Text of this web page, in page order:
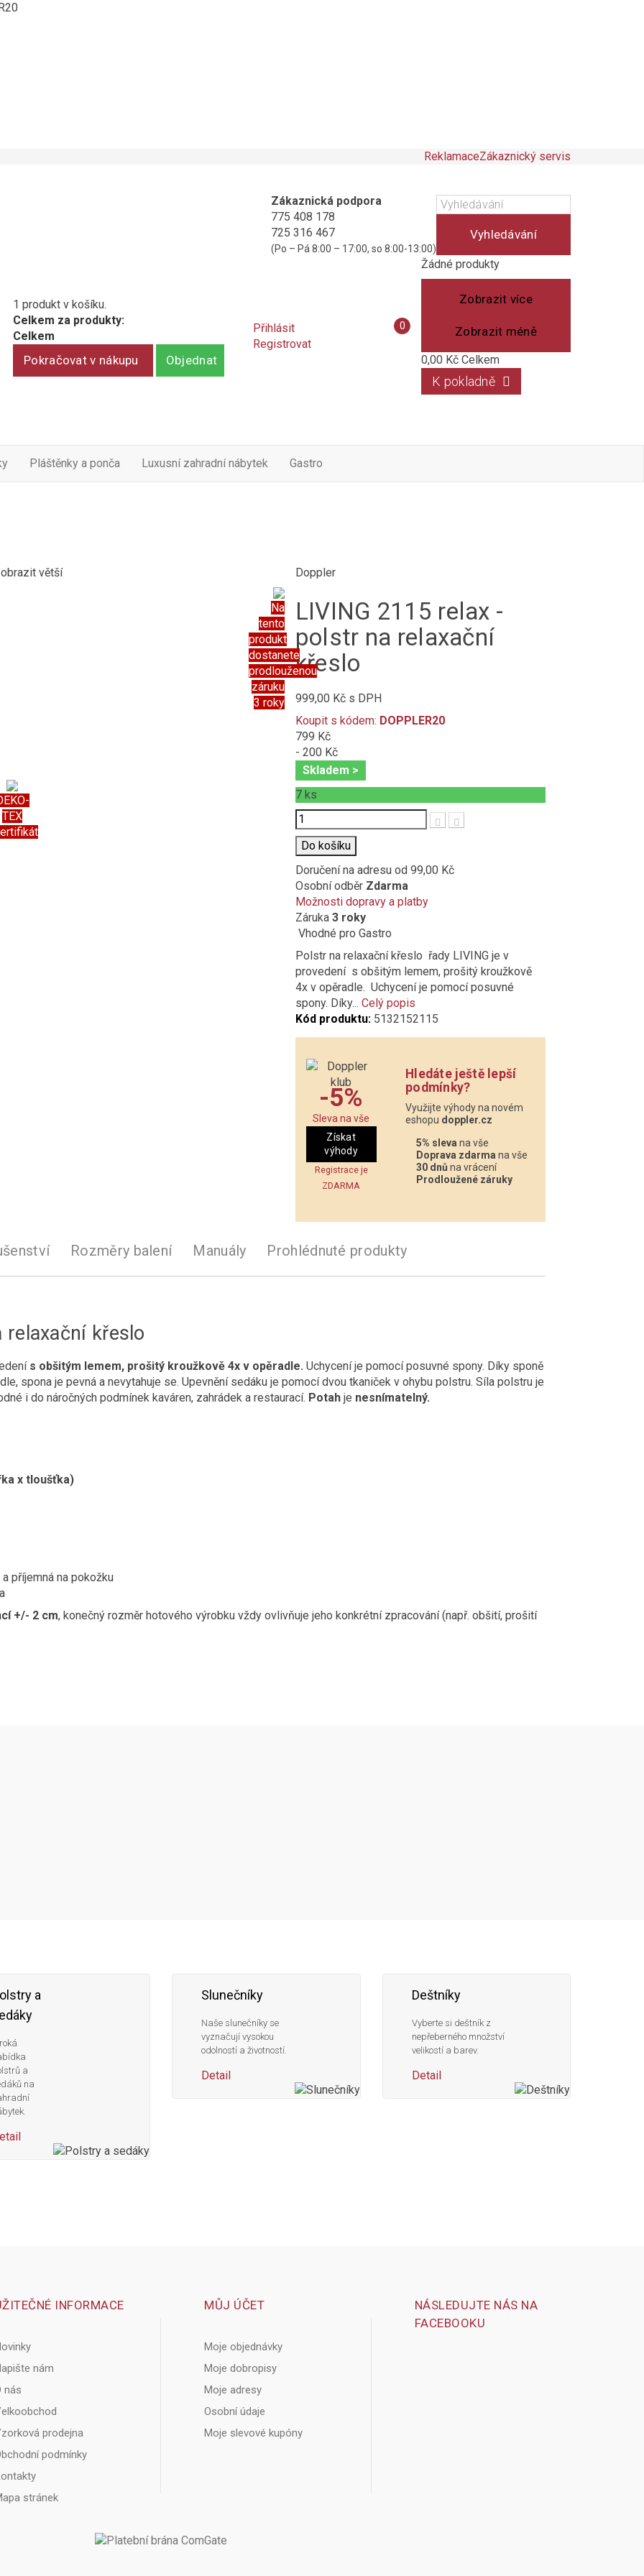
ReklamaceZákaznický servis
Zákaznická podpora
775 408 178
725 316 467
(Po – Pá 8:00 – 17:00, so 8:00-13:00)
Vyhledávání
Košík
(prázdný)
Žádné produkty
Zobrazit více
Zobrazit méně
0,00 Kč Celkem
K pokladně
1 produkt v košíku.
Celkem za produkty:
Celkem
Pokračovat v nákupu Objednat
Přihlásit
Registrovat
Porovnání
0
Pláštěnky a ponča Luxusní zahradní nábytek Gastro
TEX
Na
tento
produkt
dostanete
prodlouženou
záruku
3 roky
větší Doppler
LIVING 2115 relax -
polstr na relaxační
křeslo
999,00 Kčs DPH
Koupit s kódem: DOPPLER20
799 Kč
- 200 Kč
Skladem >
7 ks
Počet
Do košíku
Doručení na adresu od 99,00 Kč
Osobní odběr Zdarma
Možnosti dopravy a platby
Záruka 3 roky
Vhodné pro Gastro
Polstr na relaxační křeslo řady LIVING je v
provedení s obšitým lemem, prošitý kroužkově
4x v opěradle. Uchycení je pomocí posuvné
spony. Díky... Celý popis
Kód produktu: 5132152115
-5%
Sleva na vše
Získat
výhody
Registrace je
ZDARMA
Hledáte ještě lepší
podmínky?
Využijte výhody na novém
eshopu doppler.cz
5% sleva na vše
Doprava zdarma na vše
30 dnů na vrácení
Prodloužené záruky
Rozměry balení Manuály Prohlédnuté produkty
relaxační křeslo
s obšitým lemem, prošitý kroužkově 4x v opěradle. Uchycení je pomocí posuvné spony. Díky sponě
spona je pevná a nevytahuje se. Upevnění sedáku je pomocí dvou tkaniček v ohybu polstru. Síla polstru je
i do náročných podmínek kaváren, zahrádek a restaurací. Potah je nesnímatelný.
x tloušťka)
příjemná na pokožku
+/- 2 cm, konečný rozměr hotového výrobku vždy ovlivňuje jeho konkrétní zpracování (např. obšití, prošití
a
a
na
Slunečníky
Naše slunečníky se
vyznačují vysokou
odolností a životností.
Detail
Deštníky
Vyberte si deštník z
nepřeberného množství
velikostí a barev.
Detail
INFORMACE
nám
nás
prodejna
podmínky
stránek
MŮJ ÚČET
Moje objednávky
Moje dobropisy
Moje adresy
Osobní údaje
Moje slevové kupóny
NÁSLEDUJTE NÁS NA
FACEBOOKU